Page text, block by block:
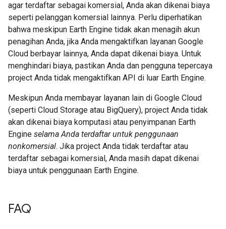
agar terdaftar sebagai komersial, Anda akan dikenai biaya
seperti pelanggan komersial lainnya. Perlu diperhatikan
bahwa meskipun Earth Engine tidak akan menagih akun
penagihan Anda, jika Anda mengaktifkan layanan Google
Cloud berbayar lainnya, Anda dapat dikenai biaya. Untuk
menghindari biaya, pastikan Anda dan pengguna tepercaya
project Anda tidak mengaktifkan API di luar Earth Engine.
Meskipun Anda membayar layanan lain di Google Cloud
(seperti Cloud Storage atau BigQuery), project Anda tidak
akan dikenai biaya komputasi atau penyimpanan Earth
Engine selama Anda terdaftar untuk penggunaan
nonkomersial. Jika project Anda tidak terdaftar atau
terdaftar sebagai komersial, Anda masih dapat dikenai
biaya untuk penggunaan Earth Engine.
FAQ